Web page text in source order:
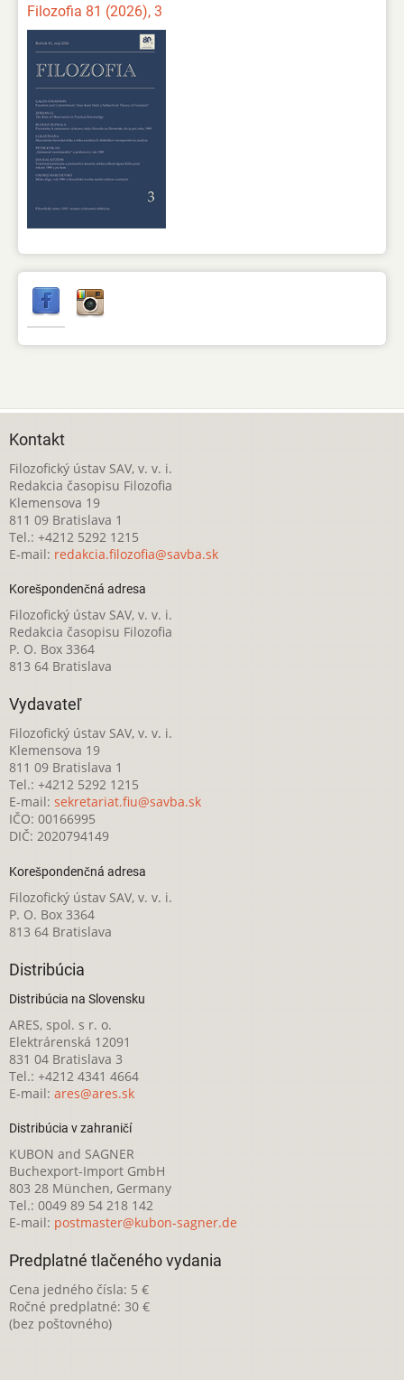
Filozofia 81 (2026), 3
Kontakt
Filozofický ústav SAV, v. v. i.
Redakcia časopisu Filozofia
Klemensova 19
811 09 Bratislava 1
Tel.: +4212 5292 1215
E-mail: redakcia.filozofia@savba.sk
Korešpondenčná adresa
Filozofický ústav SAV, v. v. i.
Redakcia časopisu Filozofia
P. O. Box 3364
813 64 Bratislava
Vydavateľ
Filozofický ústav SAV, v. v. i.
Klemensova 19
811 09 Bratislava 1
Tel.: +4212 5292 1215
E-mail: sekretariat.fiu@savba.sk
IČO: 00166995
DIČ: 2020794149
Korešpondenčná adresa
Filozofický ústav SAV, v. v. i.
P. O. Box 3364
813 64 Bratislava
Distribúcia
Distribúcia na Slovensku
ARES, spol. s r. o.
Elektrárenská 12091
831 04 Bratislava 3
Tel.: +4212 4341 4664
E-mail: ares@ares.sk
Distribúcia v zahraničí
KUBON and SAGNER
Buchexport-Import GmbH
803 28 München, Germany
Tel.: 0049 89 54 218 142
E-mail: postmaster@kubon-sagner.de
Predplatné tlačeného vydania
Cena jedného čísla: 5 €
Ročné predplatné: 30 €
(bez poštovného)